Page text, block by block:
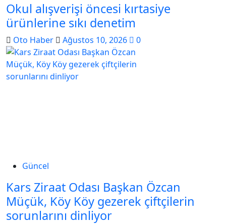
Okul alışverişi öncesi kırtasiye
ürünlerine sıkı denetim
Oto Haber Ağustos 10, 2026 0
Güncel
Kars Ziraat Odası Başkan Özcan
Müçük, Köy Köy gezerek çiftçilerin
sorunlarını dinliyor